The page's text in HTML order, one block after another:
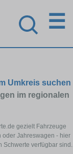
☰
Umkreis suchen
im regionalen
gezielt Fahrzeuge
oder Jahreswagen - hier
verfügbar sind.